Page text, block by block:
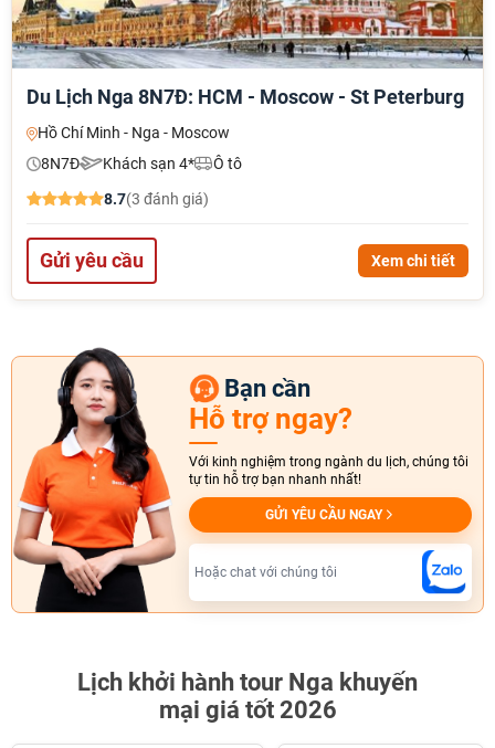
Du Lịch Nga 8N7Đ: HCM - Moscow - St Peterburg
Hồ Chí Minh - Nga - Moscow
8N7Đ
Khách sạn 4*
Ô tô
8.7(3 đánh giá)
Gửi yêu cầu Xem chi tiết
Bạn cần
Hỗ trợ ngay?
Với kinh nghiệm trong ngành du lịch, chúng tôi
tự tin hỗ trợ bạn nhanh nhất!
GỬI YÊU CẦU NGAY
Hoặc chat với chúng tôi
Lịch khởi hành tour Nga khuyến
mại giá tốt 2026